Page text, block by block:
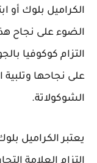
الكراميل بلوك أو
الضوء على نجاح
التزام كوكوفيا
على نجاحها
الشوكولاتة.
يعتبر الكراميل